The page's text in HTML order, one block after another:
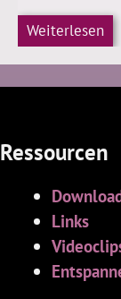
Weiterlesen
Ressourcen
Links